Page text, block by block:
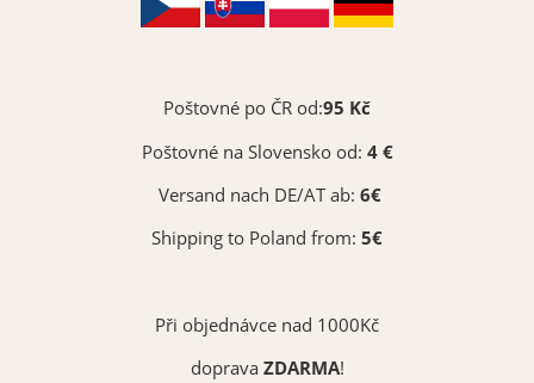
Poštovné po ČR od:95 Kč
Poštovné na Slovensko od: 4 €
Versand nach DE/AT ab: 6€
Shipping to Poland from: 5€
Při objednávce nad 1000Kč
dopravaZDARMA!